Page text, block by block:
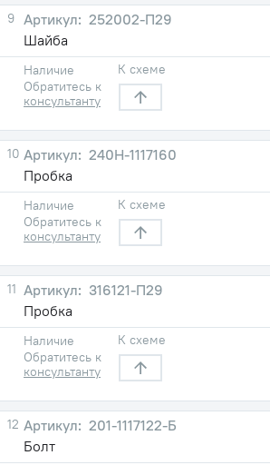
9
252002-П29
Шайба
Наличие
Обратитесь к
консультанту
К схеме
10
240Н-1117160
Пробка
Наличие
Обратитесь к
консультанту
К схеме
11
316121-П29
Пробка
Наличие
Обратитесь к
консультанту
К схеме
12
201-1117122-Б
Болт